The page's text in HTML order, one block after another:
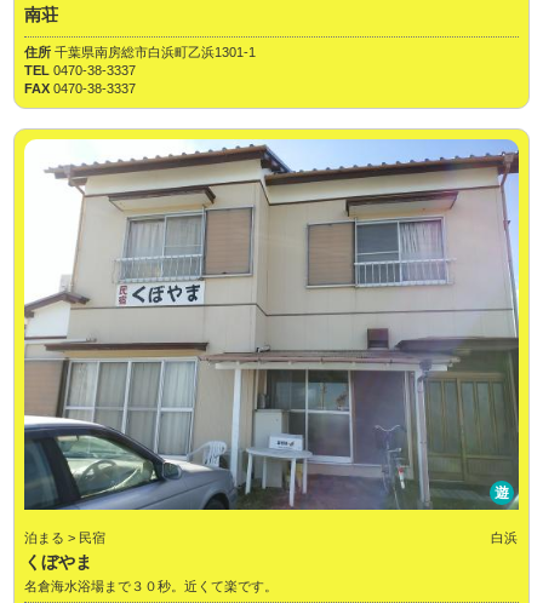
南荘
住所千葉県南房総市白浜町乙浜1301-1
TEL0470-38-3337
FAX0470-38-3337
遊
泊まる > 民宿 白浜
くぼやま
名倉海水浴場まで３０秒。近くて楽です。